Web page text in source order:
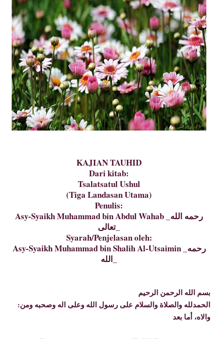
KAJIAN TAUHID
Dari kitab:
Tsalatsatul Ushul
(Tiga Landasan Utama)
Penulis:
Asy-Syaikh Muhammad bin Abdul Wahab _رحمه الله
Syarah/Penjelasan oleh:
Asy-Syaikh Muhammad bin Shalih Al-Utsaimin _رحمه
بسم الله الرحمن الرحيم
:الحمدلله والصلاة والسلام على رسول الله وعلى اله وصحبه ومن
والاه، أما بعد